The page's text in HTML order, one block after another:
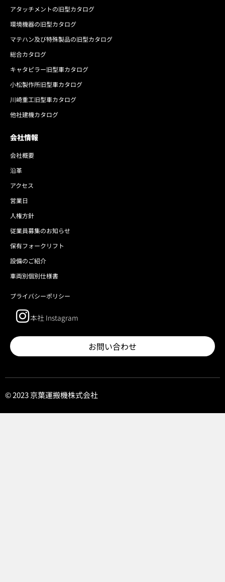
アタッチメントの旧型カタログ
環境機器の旧型カタログ
マテハン及び特殊製品の旧型カタログ
総合カタログ
キャタピラー旧型車カタログ
小松製作所旧型車カタログ
川崎重工旧型車カタログ
他社建機カタログ
会社情報
会社概要
沿革
アクセス
営業日
人権方針
従業員募集のお知らせ
保有フォークリフト
設備のご紹介
車両別個別仕様書
プライバシーポリシー
本社 Instagram
お問い合わせ
© 2023 京葉運搬機株式会社